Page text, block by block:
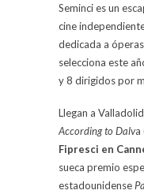
Seminci es un
cine
dedicada a
selecciona este
y 8 dirigidos por
Llegan a
According to Dalva
Fipresci en
sueca premio
estadounidense